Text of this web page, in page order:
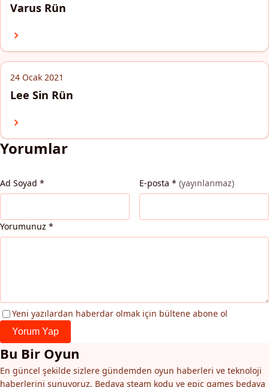
Varus Rün
24 Ocak 2021
Lee Sin Rün
Yorumlar
Ad Soyad * E-posta * (yayınlanmaz)
Yorumunuz *
Yeni yazılardan haberdar olmak için bültene abone ol
Yorum Yap
Bu Bir Oyun
En güncel şekilde sizlere gündemden oyun haberleri ve teknoloji
haberlerini sunuyoruz. Bedava steam kodu ve epic games bedava